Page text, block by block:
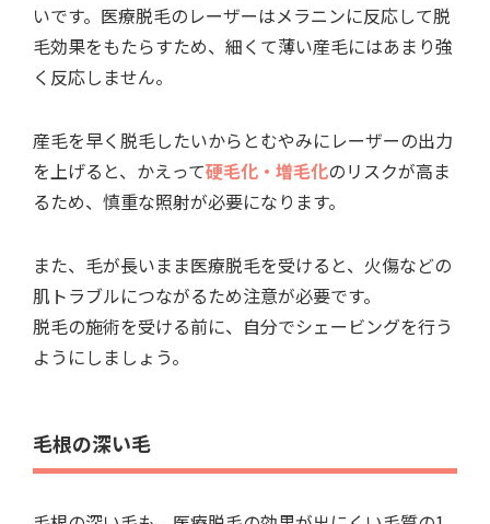
いです。医療脱毛のレーザーはメラニンに反応して脱
毛効果をもたらすため、細くて薄い産毛にはあまり強
く反応しません。
産毛を早く脱毛したいからとむやみにレーザーの出力
を上げると、かえって硬毛化・増毛化のリスクが高ま
るため、慎重な照射が必要になります。
また、毛が長いまま医療脱毛を受けると、火傷などの
肌トラブルにつながるため注意が必要です。
脱毛の施術を受ける前に、自分でシェービングを行う
ようにしましょう。
毛根の深い毛